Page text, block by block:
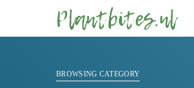
BROWSING CATEGORY